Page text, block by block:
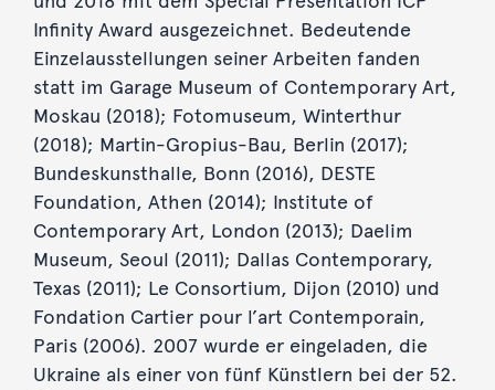
Infinity Award ausgezeichnet. Bedeutende
Einzelausstellungen seiner Arbeiten fanden
statt im Garage Museum of Contemporary Art,
Moskau (2018); Fotomuseum, Winterthur
(2018); Martin-Gropius-Bau, Berlin (2017);
Bundeskunsthalle, Bonn (2016), DESTE
Foundation, Athen (2014); Institute of
Contemporary Art, London (2013); Daelim
Museum, Seoul (2011); Dallas Contemporary,
Texas (2011); Le Consortium, Dijon (2010) und
Fondation Cartier pour l’art Contemporain,
Paris (2006). 2007 wurde er eingeladen, die
Ukraine als einer von fünf Künstlern bei der 52.